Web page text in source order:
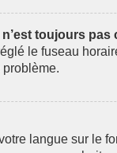
toujours pas
le fuseau
langue sur le